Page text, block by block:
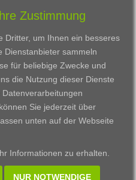
Bildungsangebot
Ausbildung
Zustimmung
Dritter, um Ihnen ein besseres
Dienstanbieter sammeln
für beliebige Zwecke und
die Nutzung dieser Dienste
Sie jederzeit über
unten auf der Webseite
Informationen zu erhalten.
NUR NOTWENDIGE